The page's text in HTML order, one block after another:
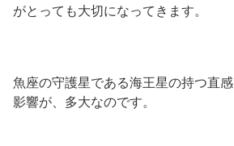
がとっても大切になってきます。
魚座の守護星である海王星の持つ直
影響が、多大なのです。